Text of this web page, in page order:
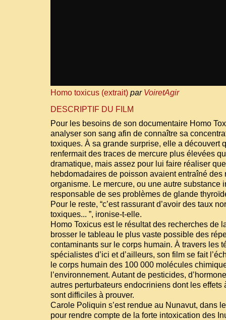
Homo toxicus (extrait) par VoiretAgir
DESCRIPTIF DU FILM
Pour les besoins de son documentaire Homo
analyser son sang afin de connaître sa
toxiques. À sa grande surprise, elle a découvert
renfermait des traces de mercure plus élevées
dramatique, mais assez pour lui faire réaliser
hebdomadaires de poisson avaient entraîné des
organisme. Le mercure, ou une autre substance
responsable de ses problèmes de glande
Pour le reste, “c’est rassurant d’avoir des taux
toxiques... ”, ironise-t-elle.
Homo Toxicus est le résultat des recherches de
brosser le tableau le plus vaste possible des
contaminants sur le corps humain. À travers les
spécialistes d’ici et d’ailleurs, son film se fait
le corps humain des 100 000 molécules
l’environnement. Autant de pesticides,
autres perturbateurs endocriniens dont les effets
sont difficiles à prouver.
Carole Poliquin s’est rendue au Nunavut, dans
pour rendre compte de la forte intoxication des